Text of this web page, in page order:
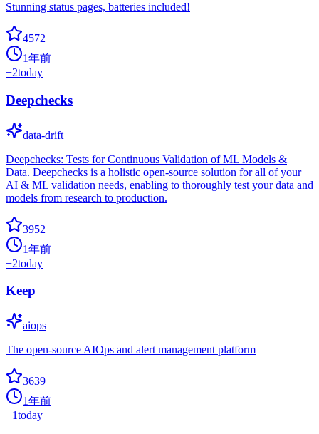
Stunning status pages, batteries included!
4572
1年前
+2today
Deepchecks
data-drift
Deepchecks: Tests for Continuous Validation of ML Models &
Data. Deepchecks is a holistic open-source solution for all of your
AI & ML validation needs, enabling to thoroughly test your data and
models from research to production.
3952
1年前
+2today
Keep
aiops
The open-source AIOps and alert management platform
3639
1年前
+1today